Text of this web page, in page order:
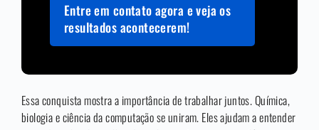
Entre em contato agora e veja os
resultados acontecerem!
Essa conquista mostra a importância de trabalhar juntos. Química,
biologia e ciência da computação se uniram. Eles ajudam a entender